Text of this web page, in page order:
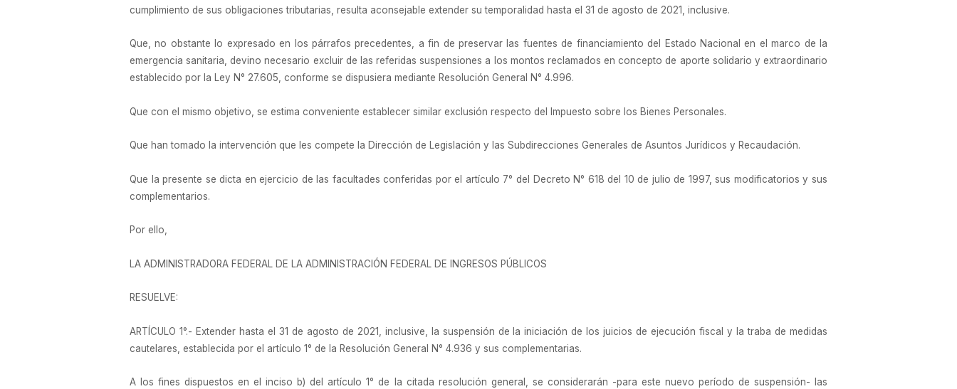
cumplimiento de sus obligaciones tributarias, resulta aconsejable extender su temporalidad hasta el 31 de agosto de 2021, inclusive.
Que, no obstante lo expresado en los párrafos precedentes, a fin de preservar las fuentes de financiamiento del Estado Nacional en el marco de la
emergencia sanitaria, devino necesario excluir de las referidas suspensiones a los montos reclamados en concepto de aporte solidario y extraordinario
establecido por la Ley N° 27.605, conforme se dispusiera mediante Resolución General N° 4.996.
Que con el mismo objetivo, se estima conveniente establecer similar exclusión respecto del Impuesto sobre los Bienes Personales.
Que han tomado la intervención que les compete la Dirección de Legislación y las Subdirecciones Generales de Asuntos Jurídicos y Recaudación.
Que la presente se dicta en ejercicio de las facultades conferidas por el artículo 7° del Decreto N° 618 del 10 de julio de 1997, sus modificatorios y sus
complementarios.
Por ello,
LA ADMINISTRADORA FEDERAL DE LA ADMINISTRACIÓN FEDERAL DE INGRESOS PÚBLICOS
RESUELVE:
ARTÍCULO 1°.- Extender hasta el 31 de agosto de 2021, inclusive, la suspensión de la iniciación de los juicios de ejecución fiscal y la traba de medidas
cautelares, establecida por el artículo 1° de la Resolución General N° 4.936 y sus complementarias.
A los fines dispuestos en el inciso b) del artículo 1° de la citada resolución general, se considerarán -para este nuevo período de suspensión- las